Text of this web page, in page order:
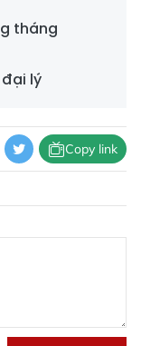
tháng
lý
Copy link